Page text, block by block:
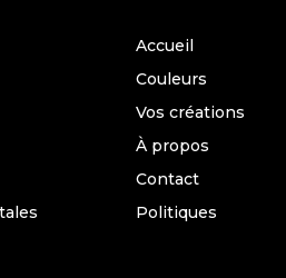
Accueil
Couleurs
Vos créations
À propos
Contact
Politiques